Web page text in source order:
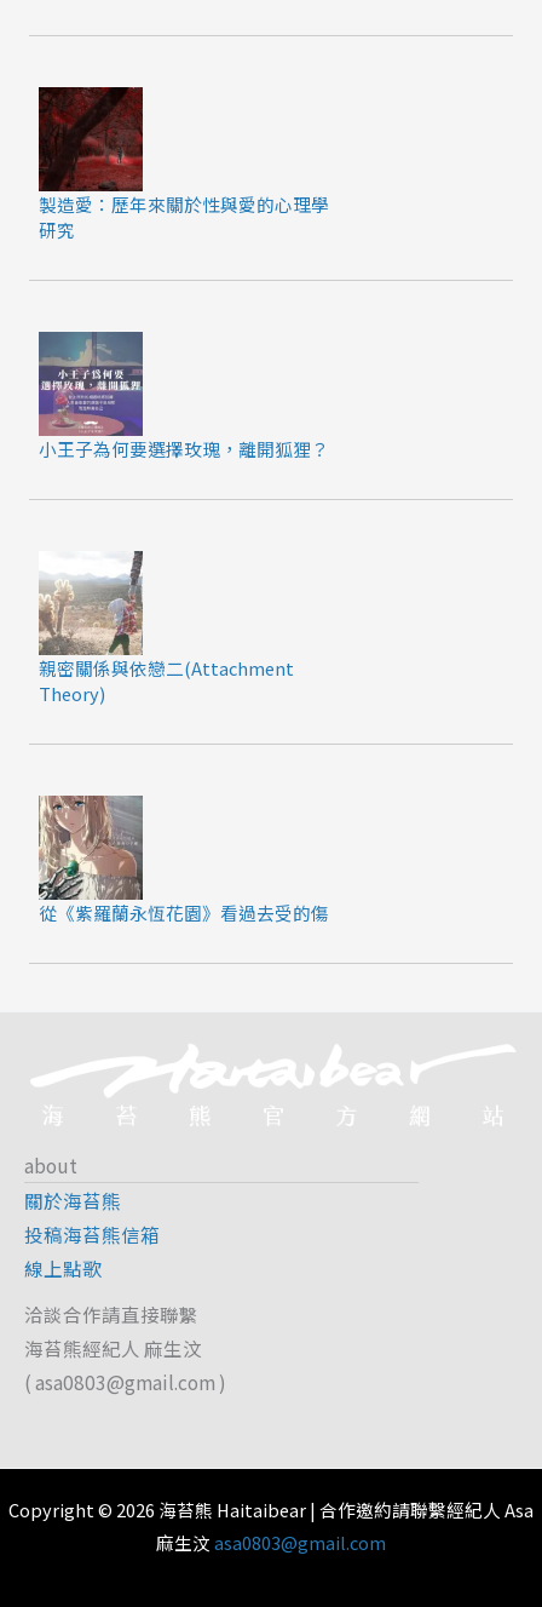
製造愛：歷年來關於性與愛的心理學
研究
小王子為何要選擇玫瑰，離開狐狸？
親密關係與依戀二(Attachment
Theory)
從《紫羅蘭永恆花園》看過去受的傷
about
關於海苔熊
投稿海苔熊信箱
線上點歌
洽談合作請直接聯繫
海苔熊經紀人 麻生汶
(asa0803@gmail.com )
Copyright © 2026 海苔熊 Haitaibear | 合作邀約請聯繫經紀人 Asa
麻生汶asa0803@gmail.com